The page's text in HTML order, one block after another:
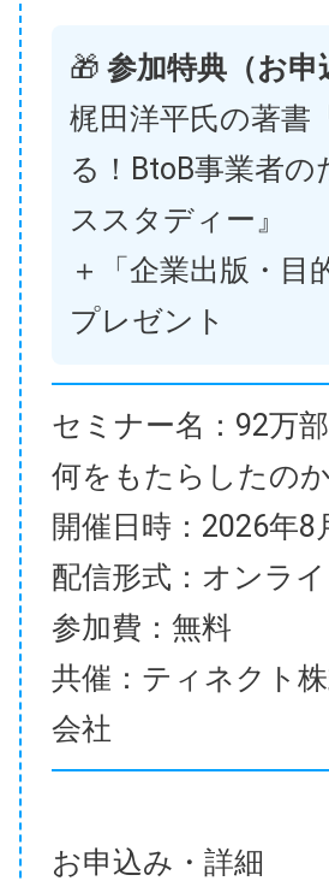
🎁 参加特典（お申
梶田洋平氏の著書
る！BtoB事業者
ススタディー』
＋「企業出版・
プレゼント
セミナー名：92万
何をもたらしたの
開催日時：2026年8
配信形式：オンラ
参加費：無料
共催：ティネクト
会社
お申込み・詳細